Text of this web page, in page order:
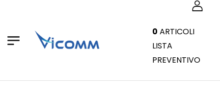
0 ARTICOLI
LISTA
PREVENTIVO